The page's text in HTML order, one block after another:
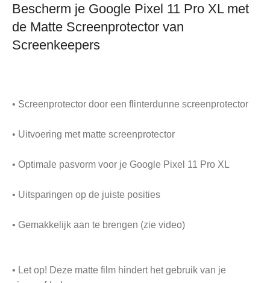
Bescherm je Google Pixel 11 Pro XL met
de Matte Screenprotector van
Screenkeepers
• Screenprotector door een flinterdunne screenprotector
• Uitvoering met matte screenprotector
• Optimale pasvorm voor je Google Pixel 11 Pro XL
• Uitsparingen op de juiste posities
• Gemakkelijk aan te brengen (zie video)
• Let op! Deze matte film hindert het gebruik van je